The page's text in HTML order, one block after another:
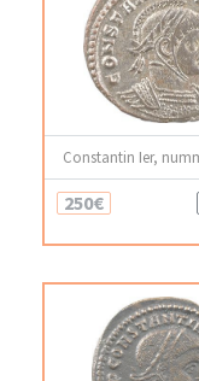
Constantin Ier,
250€